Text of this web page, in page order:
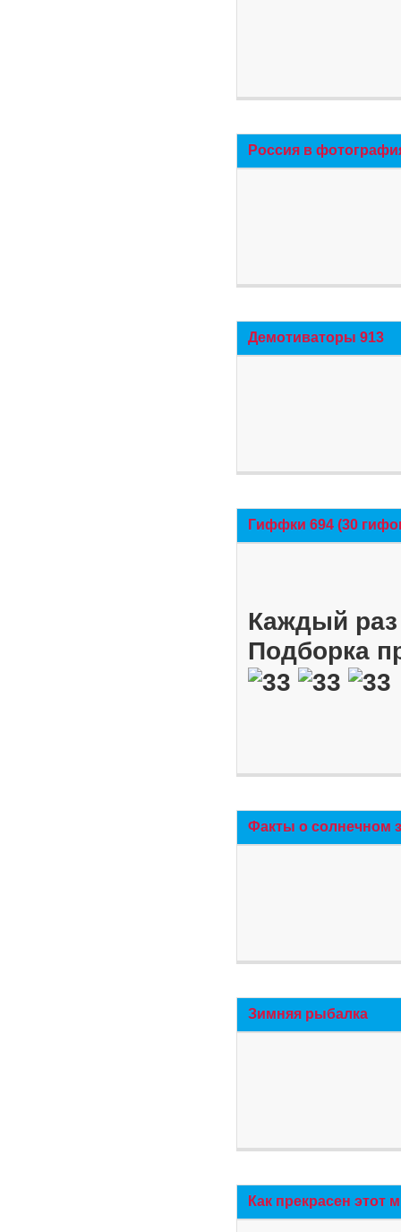
Россия в
Демотиваторы 913
Гиффки 694 (30
Каждый
Подборка
Факты о солнечном
Зимняя рыбалка
Как прекрасен этот